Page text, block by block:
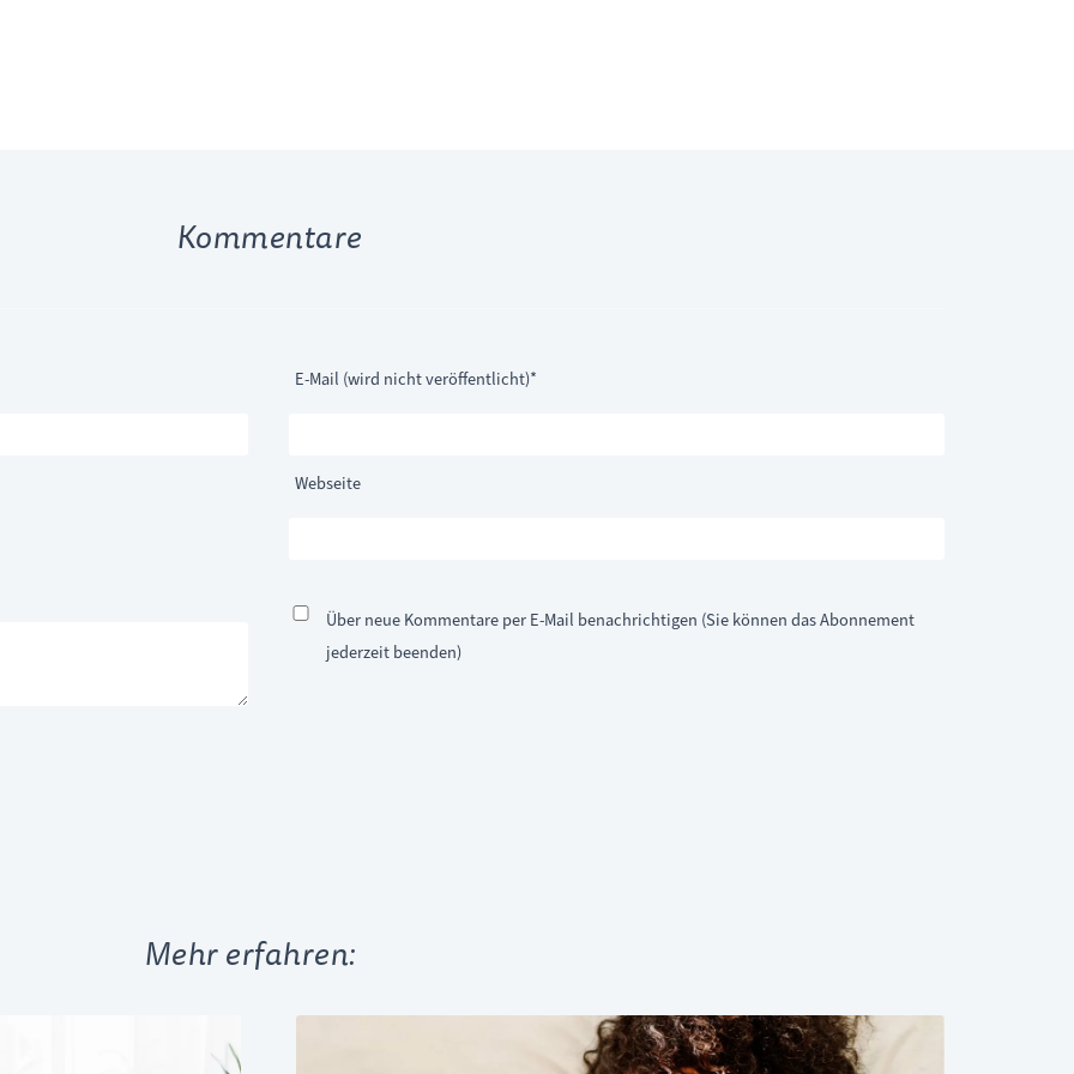
Kommentare
Pflichtfeld
E-Mail (wird nicht veröffentlicht)*
Webseite
Über neue Kommentare per E-Mail benachrichtigen (Sie können das Abonnement
jederzeit beenden)
Mehr erfahren: